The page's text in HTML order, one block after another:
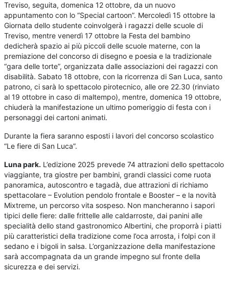
Treviso, seguita, domenica 12 ottobre, da un nuovo
appuntamento con lo “Special cartoon”. Mercoledì 15 ottobre la
Giornata dello studente coinvolgerà i ragazzi delle scuole di
Treviso, mentre venerdì 17 ottobre la Festa del bambino
dedicherà spazio ai più piccoli delle scuole materne, con la
premiazione del concorso di disegno e poesia e la tradizionale
“gara delle torte”, organizzata dalle associazioni dei ragazzi con
disabilità. Sabato 18 ottobre, con la ricorrenza di San Luca, santo
patrono, ci sarà lo spettacolo pirotecnico, alle ore 22.30 (rinviato
al 19 ottobre in caso di maltempo), mentre, domenica 19 ottobre,
chiuderà la manifestazione un ultimo pomeriggio di festa con i
personaggi dei cartoni animati.
Durante la fiera saranno esposti i lavori del concorso scolastico
“Le fiere di San Luca”.
Luna park. L’edizione 2025 prevede 74 attrazioni dello spettacolo
viaggiante, tra giostre per bambini, grandi classici come ruota
panoramica, autoscontro e tagadà, due attrazioni di richiamo
spettacolare – Evolution pendolo frontale e Booster – e la novità
Mixtreme, un percorso vita sospeso. Non mancheranno i sapori
tipici delle fiere: dalle frittelle alle caldarroste, dai panini alle
specialità dello stand gastronomico Albertini, che proporrà i piatti
più caratteristici della tradizione come l’oca arrosta, i folpi con il
sedano e i bigoli in salsa. L’organizzazione della manifestazione
sarà accompagnata da un grande impegno sul fronte della
sicurezza e dei servizi.